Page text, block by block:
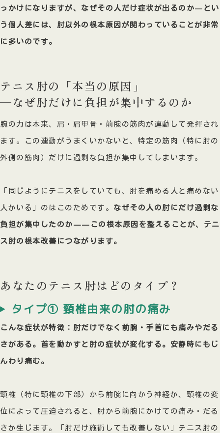
っかけになりますが、なぜその人だけ症状が出るのか—とい
う個人差には、肘以外の根本原因が関わっていることが非常
に多いのです。
テニス肘の「本当の原因」
—なぜ肘だけに負担が集中するのか
腕の力は本来、肩・肩甲骨・前腕の筋肉が連動して発揮され
ます。この連動がうまくいかないと、特定の筋肉（特に肘の
外側の筋肉）だけに過剰な負担が集中してしまいます。
「同じようにテニスをしていても、肘を痛める人と痛めない
人がいる」のはこのためです。 なぜその人の肘にだけ過剰な
負担が集中したのか——この根本原因を整えることが、テニ
ス肘の根本改善につながります。
あなたのテニス肘はどのタイプ？
タイプ① 頸椎由来の肘の痛み
こんな症状が特徴：肘だけでなく前腕・手首にも痛みやだる
さがある。首を動かすと肘の症状が変化する。安静時にもじ
んわり痛む。
頸椎（特に頸椎の下部）から前腕に向かう神経が、頸椎の変
位によって圧迫されると、肘から前腕にかけての痛み・だる
さが生じます。「肘だけ施術しても改善しない」テニス肘の